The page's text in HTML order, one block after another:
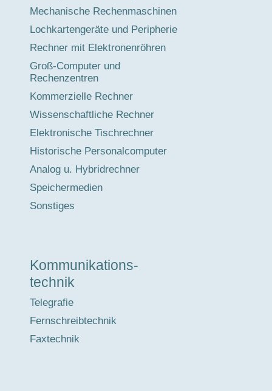
Mechanische Rechenmaschinen
Lochkartengeräte und Peripherie
Rechner mit Elektronenröhren
Groß-Computer und
Rechenzentren
Kommerzielle Rechner
Wissenschaftliche Rechner
Elektronische Tischrechner
Historische Personalcomputer
Analog u. Hybridrechner
Speichermedien
Sonstiges
Kommunikations-
technik
Telegrafie
Fernschreibtechnik
Faxtechnik